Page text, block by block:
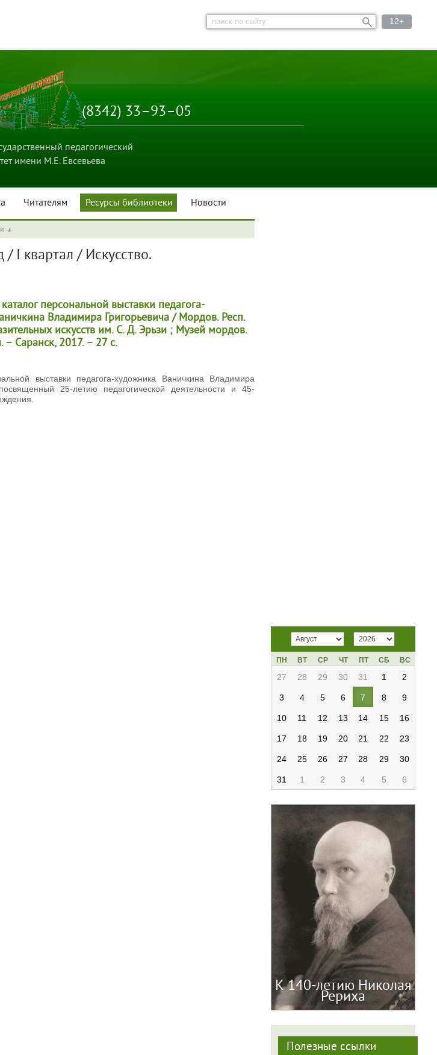
12+
(8342) 33–93–05
педагогический
имени М.Е. Евсевьева
Читателям Ресурсы библиотеки Новости
I квартал / Искусство.
персональной выставки педагога-
Владимира Григорьевича / Мордов. Респ.
искусств им. С. Д. Эрьзи ; Музей мордов.
– Саранск, 2017. – 27 с.
выставки педагога-художника Ваничкина Владимира
25-летию педагогической деятельности и 45-
ПН ВТ СР ЧТ ПТ СБ ВС
27 28 29 30 31 1 2
3 4 5 6 7 8 9
10 11 12 13 14 15 16
17 18 19 20 21 22 23
24 25 26 27 28 29 30
31 1 2 3 4 5 6
К 140-летию Николая
Рериха
Полезные ссылки